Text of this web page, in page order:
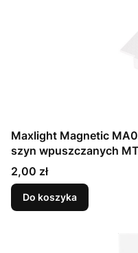
Maxlight Magnetic
szyn wpuszczanych
Cena
2,00 zł
Do koszyka